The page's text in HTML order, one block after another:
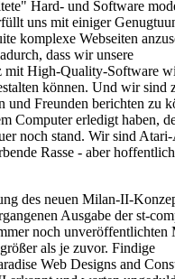
Hard- und Software
uns mit einiger
komplexe Webseiten
dass wir unsere
mit High-Quality-Software
können. Und wir sind
und Freunden berichten zu
Computer erledigt haben,
noch stand. Wir sind
Rasse - aber
des neuen Milan-II-
Ausgabe der st-
noch unveröffentlichten
als je zuvor. Findige
Web Designs and